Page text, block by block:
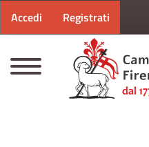
Menu profilo utente
Accedi Registrati